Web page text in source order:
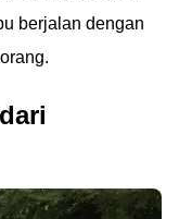
berjalan dengan